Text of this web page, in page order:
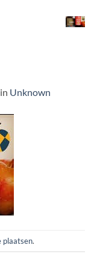
in Unknown
plaatsen.